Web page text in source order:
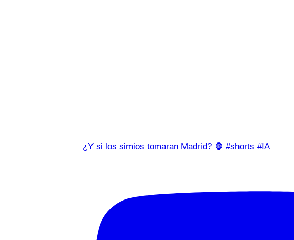
¿Y si los simios tomaran Madrid? 🦍 #shorts #IA